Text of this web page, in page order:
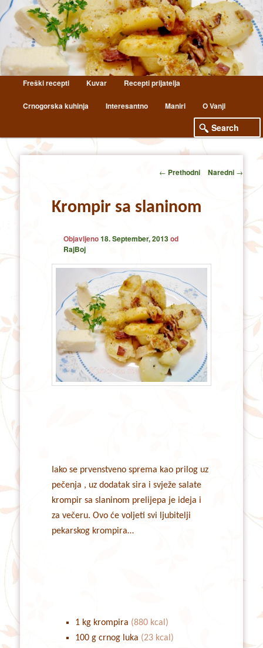
Main
Skip
to
primary
Skip
to
secondary
Freški recepti Kuvar Recepti prijatelja
Crnogorska kuhinja Interesantno Maniri O Vanji
Post
← Prethodni Naredni →
Krompir sa slaninom
Objavljeno18. September, 2013od
RajBoj
Iako se prvenstveno sprema kao prilog uz
pečenja , uz dodatak sira i svježe salate
krompir sa slaninom prelijepa je ideja i
za večeru. Ovo će voljeti svi ljubitelji
pekarskog krompira…
1 kg krompira (880 kcal)
100 g crnog luka (23 kcal)